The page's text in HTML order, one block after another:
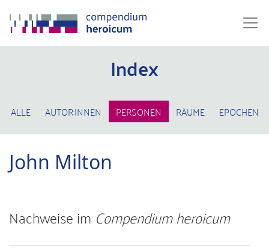
Index
ALLE AUTOR:INNEN PERSONEN RÄUME EPOCHEN
John Milton
Nachweise im Compendium heroicum